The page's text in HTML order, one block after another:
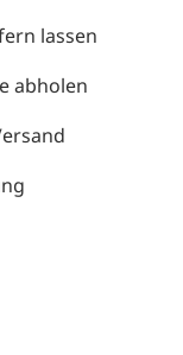
lassen
abholen